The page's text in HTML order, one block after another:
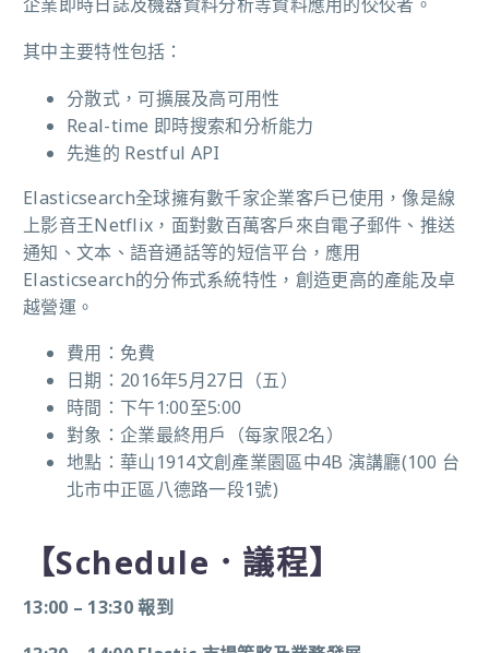
其中主要特性包括：
分散式，可擴展及高可用性
Real-time 即時搜索和分析能力
先進的 Restful API
Elasticsearch全球擁有數千家企業客戶已使用，像是線
上影音王Netflix，面對數百萬客戶來自電子郵件、推送
通知、文本、語音通話等的短信平台，應用
Elasticsearch的分佈式系統特性，創造更高的產能及卓
越營運。
費用：免費
日期：2016年5月27日（五）
時間：下午1:00至5:00
對象：企業最終用戶（每家限2名）
地點：華山1914文創產業園區中4B 演講廳(100 台
北市中正區八德路一段1號)
【Schedule．議程】
13:00 – 13:30 報到